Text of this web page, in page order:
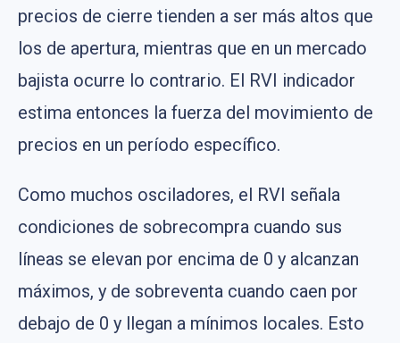
precios de cierre tienden a ser más altos que
los de apertura, mientras que en un mercado
bajista ocurre lo contrario. El RVI indicador
estima entonces la fuerza del movimiento de
precios en un período específico.
Como muchos osciladores, el RVI señala
condiciones de sobrecompra cuando sus
líneas se elevan por encima de 0 y alcanzan
máximos, y de sobreventa cuando caen por
debajo de 0 y llegan a mínimos locales. Esto